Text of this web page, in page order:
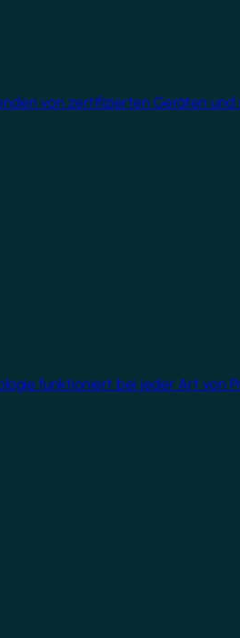
von zertifizierten Geräten
funktioniert bei jeder Art von